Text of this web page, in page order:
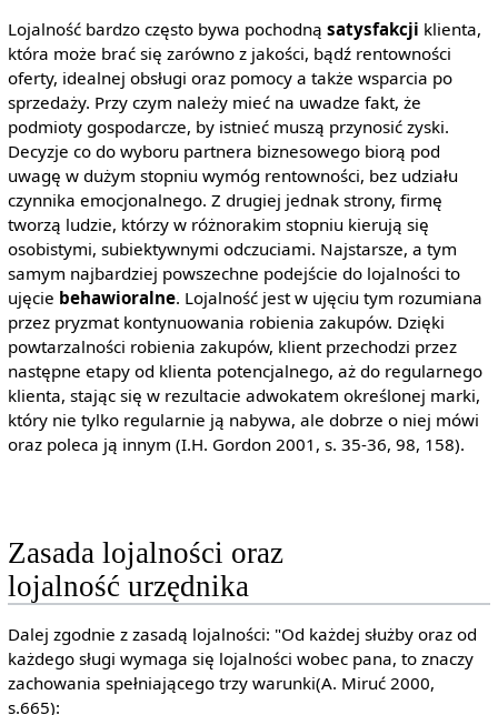
Lojalność bardzo często bywa pochodną satysfakcji klienta,
która może brać się zarówno z jakości, bądź rentowności
oferty, idealnej obsługi oraz pomocy a także wsparcia po
sprzedaży. Przy czym należy mieć na uwadze fakt, że
podmioty gospodarcze, by istnieć muszą przynosić zyski.
Decyzje co do wyboru partnera biznesowego biorą pod
uwagę w dużym stopniu wymóg rentowności, bez udziału
czynnika emocjonalnego. Z drugiej jednak strony, firmę
tworzą ludzie, którzy w różnorakim stopniu kierują się
osobistymi, subiektywnymi odczuciami. Najstarsze, a tym
samym najbardziej powszechne podejście do lojalności to
ujęcie behawioralne. Lojalność jest w ujęciu tym rozumiana
przez pryzmat kontynuowania robienia zakupów. Dzięki
powtarzalności robienia zakupów, klient przechodzi przez
następne etapy od klienta potencjalnego, aż do regularnego
klienta, stając się w rezultacie adwokatem określonej marki,
który nie tylko regularnie ją nabywa, ale dobrze o niej mówi
oraz poleca ją innym (I.H. Gordon 2001, s. 35-36, 98, 158).
Zasada lojalności oraz
lojalność urzędnika
Dalej zgodnie z zasadą lojalności: "Od każdej służby oraz od
każdego sługi wymaga się lojalności wobec pana, to znaczy
zachowania spełniającego trzy warunki(A. Miruć 2000,
s.665):